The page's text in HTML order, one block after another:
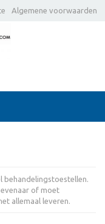
Algemene voorwaarden
behandelingstoestellen.
of moet
allemaal leveren.